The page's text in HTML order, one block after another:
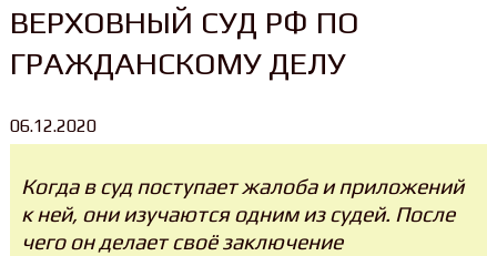
ВЕРХОВНЫЙ СУД РФ ПО
ГРАЖДАНСКОМУ ДЕЛУ
06.12.2020
Когда в суд поступает жалоба и приложений
к ней, они изучаются одним из судей. После
чего он делает своё заключение